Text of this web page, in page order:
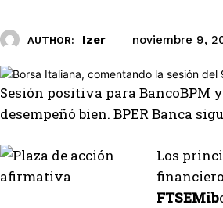
AUTHOR: Izer noviembre 9,
Sesión positiva para BancoBPM
desempeñó bien. BPER Banca
Los
FTSEMib